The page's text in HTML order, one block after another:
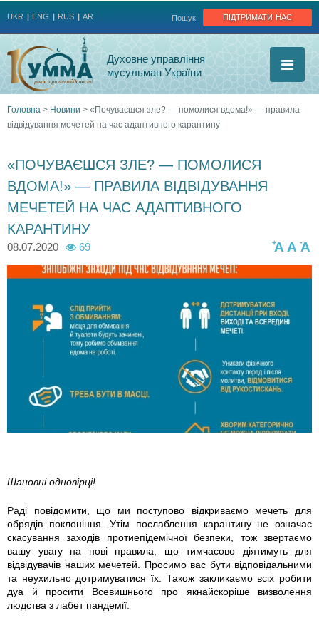
підтримати нас
Пошук
UKR ENG RUS AR
Духовне управління
мусульман України
Ви
є
тут
Головна > Новини > «Почуваєшся зле? — помолися вдома!» — правила
відвідування мечетей на час адаптивного карантину
«ПОЧУВАЄШСЯ ЗЛЕ? — ПОМОЛИСЯ
ВДОМА!» — ПРАВИЛА ВІДВІДУВАННЯ
МЕЧЕТЕЙ НА ЧАС АДАПТИВНОГО
КАРАНТИНУ
08.07.2020 69 -A
A
+A
0
2
0
-
Шановні одновірці!
Раді повідомити, що ми поступово відкриваємо мечеть для
обрядів поклоніння. Утім послаблення карантину не означає
скасування заходів протиепідемічної безпеки, тож звертаємо
вашу увагу на нові правила, що тимчасово діятимуть для
відвідувачів наших мечетей. Просимо вас бути відповідальними
та неухильно дотримуватися їх. Також закликаємо всіх робити
дуа й просити Всевишнього про якнайскоріше визволення
людства з лабет пандемії.